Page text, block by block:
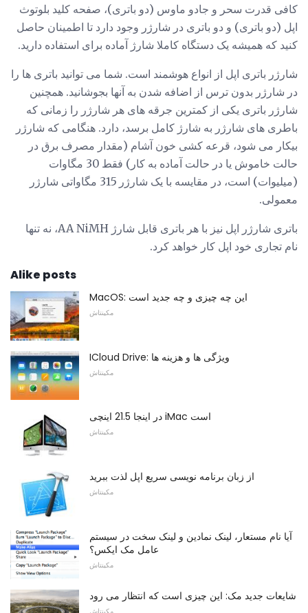
کافی قدرت سحر و جادو ماوس (دو باتری)، صفحه کلید بلوتوث
اپل (دو باتری) و دو باتری در شارژر وجود دارد تا اطمینان حاصل
کنید که همیشه یک دستگاه کاملا شارژ آماده برای استفاده دارید.
شارژر باتری اپل از انواع هوشمند است. شما می توانید باتری ها را
در شارژر بدون ترس از اضافه شدن به آنها بجوشانید. همچنین
شارژر باتری یکی از کمترین جرقه های هر شارژر را زمانی که
باطری های شارژر به شارژ کامل برسد، دارد. هنگامی که شارژر
بیکار می شود، قرعه کشی خون آشام (مقدار مصرف برق در
حالت خاموش یا در حالت آماده به کار) فقط 30 مگاوات
(میلیوات) است، در مقایسه با یک شارژر 315 مگاواتی شارژر
معمولی.
باتری شارژر اپل نیز با هر باتری قابل شارژ AA NiMH، نه تنها
نام تجاری خود اپل کار خواهد کرد.
Alike posts
MacOS: این چه چیزی و چه جدید است
مکینتاش
ICloud Drive: ویژگی ها و هزینه ها
مکینتاش
در اینجا 21.5 اینچی iMac است
مکینتاش
از زبان برنامه نویسی سریع اپل لذت ببرید
مکینتاش
آیا نام مستعار، لینک نمادین و لینک سخت در سیستم
عامل مک ایکس؟
مکینتاش
شایعات جدید مک: این چیزی است که انتظار می رود